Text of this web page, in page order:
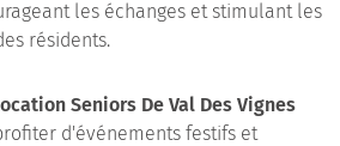
les échanges et stimulant les
résidents.
Seniors De Val Des Vignes
d'événements festifs et